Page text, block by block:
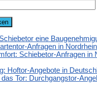
eine
Anfragen in
Schiebetor-Anfragen in
Hoftor-Angebote in
Tor: Durchgangstor-